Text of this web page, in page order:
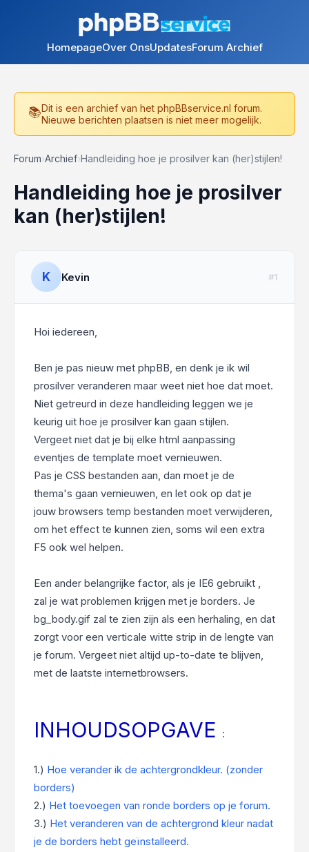
HomepageOver OnsUpdatesForum Archief
Dit is een archief van het phpBBservice.nl forum.
Nieuwe berichten plaatsen is niet meer mogelijk.
Forum›Archief›Handleiding hoe je prosilver kan (her)stijlen!
Handleiding hoe je prosilver
kan (her)stijlen!
K Kevin #1
Hoi iedereen,
Ben je pas nieuw met phpBB, en denk je ik wil
prosilver veranderen maar weet niet hoe dat moet.
Niet getreurd in deze handleiding leggen we je
keurig uit hoe je prosilver kan gaan stijlen.
Vergeet niet dat je bij elke html aanpassing
eventjes de template moet vernieuwen.
Pas je CSS bestanden aan, dan moet je de
thema's gaan vernieuwen, en let ook op dat je
jouw browsers temp bestanden moet verwijderen,
om het effect te kunnen zien, soms wil een extra
F5 ook wel helpen.
Een ander belangrijke factor, als je IE6 gebruikt ,
zal je wat problemen krijgen met je borders. Je
bg_body.gif zal te zien zijn als een herhaling, en dat
zorgt voor een verticale witte strip in de lengte van
je forum. Vergeet niet altijd up-to-date te blijven,
met de laatste internetbrowsers.
INHOUDSOPGAVE :
1.) Hoe verander ik de achtergrondkleur. (zonder
borders)
2.) Het toevoegen van ronde borders op je forum.
3.) Het veranderen van de achtergrond kleur nadat
je de borders hebt geïnstalleerd.